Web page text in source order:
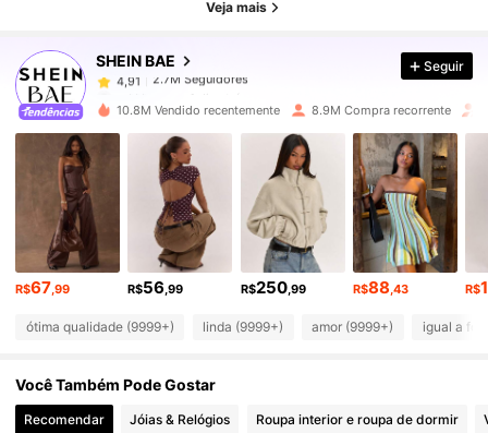
Veja mais
SHEIN BAE
4,91
2.7M Seguidores
m***apago1 dia atrás
4,91 2.7M Seguidores
2.7M Seguidores
4,91 2.7M Seguidores
2.7M Seguidores
Seguir
10.8M Vendido recentemente 8.9M Compra recorrente
R$67,99 R$56,99 R$250,99 R$88,43 R$
ótima qualidade (9999+) linda (9999+) amor (9999+) igual a
Você Também Pode Gostar
Recomendar Jóias & Relógios Roupa interior e roupa de dormir